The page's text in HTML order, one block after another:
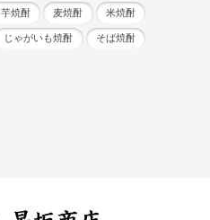
芋焼酎 麦焼酎 米焼酎
じゃがいも焼酎 そば焼酎